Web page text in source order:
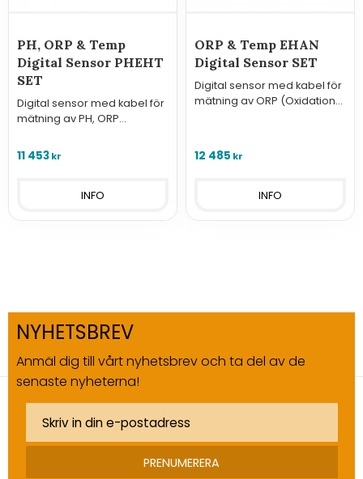
PH, ORP & Temp
Digital Sensor PHEHT
SET
Digital sensor med kabel för
mätning av PH, ORP
Potential) och temperatur i
11 453kr
INFO
ORP & Temp EHAN
Digital Sensor SET
Digital sensor med kabel för
mätning av ORP (Oxidation
12 485 kr
INFO
NYHETSBREV
Anmäl dig till vårt nyhetsbrev och ta del av de
senaste nyheterna!
PRENUMERERA